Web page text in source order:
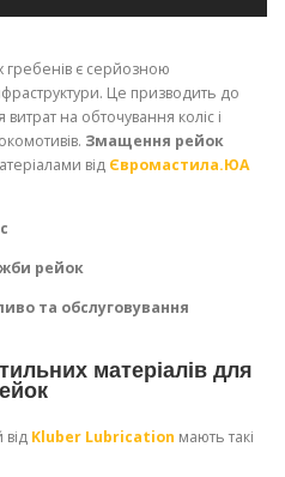
гребенів є серйозною
Це призводить до
на обточування коліс і
Змащення рейок
від Євромастила.ЮА
рейок
та обслуговування
матеріалів для
від Kluber Lubrication мають такі